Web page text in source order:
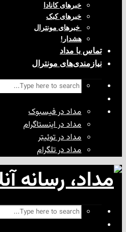
خبرهای کانادا
خبرهای کبک
‌ خبرهای مونترال
هشدار!
تماس با مداد
نیازمندی‌های مونترال
مداد در فیسبوک
مداد در اینستاگرام
مداد در توئیتر
مداد در تلگرام